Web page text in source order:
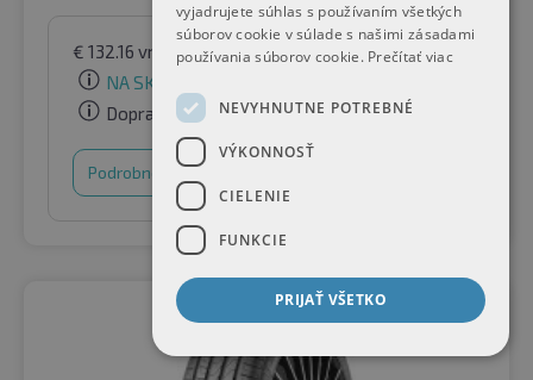
€ 132.16 vrátane DPHpodľa Raifen Paket GmbH
NA SKLADE
Doprava zadarmo
Podrobnosti
vyjadrujete súhlas s používaním všetkých
súborov cookie v súlade s našimi zásadami
používania súborov cookie. Prečítať viac
NEVYHNUTNE POTREBNÉ
VÝKONNOSŤ
CIELENIE
FUNKCIE
PRIJAŤ VŠETKO